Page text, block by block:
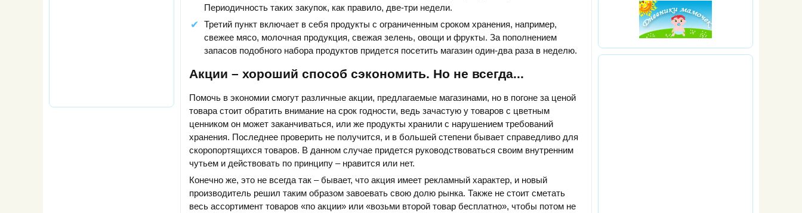
Периодичность таких закупок, как правило, две-три недели.
Третий пункт включает в себя продукты с ограниченным сроком хранения, например,
свежее мясо, молочная продукция, свежая зелень, овощи и фрукты. За пополнением
запасов подобного набора продуктов придется посетить магазин один-два раза в неделю.
Акции – хороший способ сэкономить. Но не всегда...
Помочь в экономии смогут различные акции, предлагаемые магазинами, но в погоне за ценой
товара стоит обратить внимание на срок годности, ведь зачастую у товаров с цветным
ценником он может заканчиваться, или же продукты хранили с нарушением требований
хранения. Последнее проверить не получится, и в большей степени бывает справедливо для
скоропортящихся товаров. В данном случае придется руководствоваться своим внутренним
чутьем и действовать по принципу – нравится или нет.
Конечно же, это не всегда так – бывает, что акция имеет рекламный характер, и новый
производитель решил таким образом завоевать свою долю рынка. Также не стоит сметать
весь ассортимент товаров «по акции» или «возьми второй товар бесплатно», чтобы потом не